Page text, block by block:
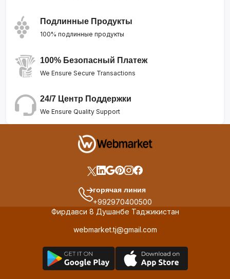
Подлинные Продукты
100% подлинные продукты
100% Безопасный Платеж
We Ensure Secure Transactions
24/7 Центр Поддержки
We Ensure Quality Support
горячая линия
+992970400500
Фирдавси 8 Душанбе Таджикистан
webmarket.tj@gmail.com